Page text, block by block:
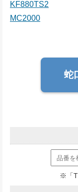
KF880TS2
MC2000
蛇
※「